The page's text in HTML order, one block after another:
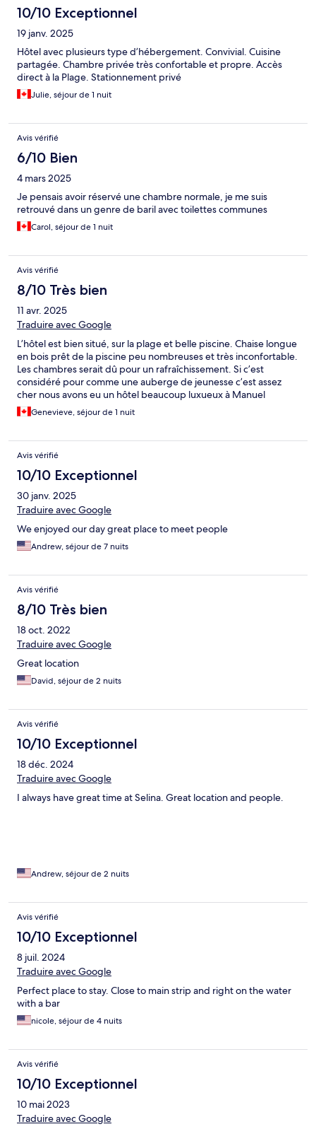
10/10 Exceptionnel
19 janv. 2025
Hôtel avec plusieurs type d’hébergement. Convivial. Cuisine
partagée. Chambre privée très confortable et propre. Accès
direct à la Plage. Stationnement privé
Julie, séjour de 1 nuit
Avis vérifié
6/10 Bien
4 mars 2025
Je pensais avoir réservé une chambre normale, je me suis
retrouvé dans un genre de baril avec toilettes communes
Carol, séjour de 1 nuit
Avis vérifié
8/10 Très bien
11 avr. 2025
Traduire avec Google
L’hôtel est bien situé, sur la plage et belle piscine. Chaise longue
en bois prêt de la piscine peu nombreuses et très inconfortable.
Les chambres serait dû pour un rafraîchissement. Si c’est
considéré pour comme une auberge de jeunesse c’est assez
cher nous avons eu un hôtel beaucoup luxueux à Manuel
Antonio pour à peines quelques dollars de plus. Nous avons
passer une seul heureusement!
Genevieve, séjour de 1 nuit
Avis vérifié
10/10 Exceptionnel
30 janv. 2025
Traduire avec Google
We enjoyed our day great place to meet people
Andrew, séjour de 7 nuits
Avis vérifié
8/10 Très bien
18 oct. 2022
Traduire avec Google
Great location
David, séjour de 2 nuits
Avis vérifié
10/10 Exceptionnel
18 déc. 2024
Traduire avec Google
I always have great time at Selina. Great location and people.
Andrew, séjour de 2 nuits
Avis vérifié
10/10 Exceptionnel
8 juil. 2024
Traduire avec Google
Perfect place to stay. Close to main strip and right on the water
with a bar
nicole, séjour de 4 nuits
Avis vérifié
10/10 Exceptionnel
10 mai 2023
Traduire avec Google